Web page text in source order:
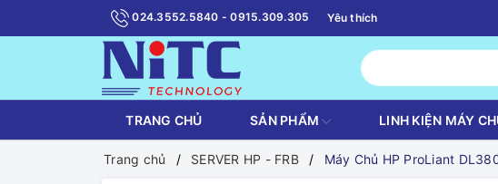
024.3552.5840 - 0915.309.305 Yêu thích
TRANG CHỦ SẢN PHẨM LINH KIỆN MÁY
Trang chủ SERVER HP - FRB Máy Chủ HP ProLiant